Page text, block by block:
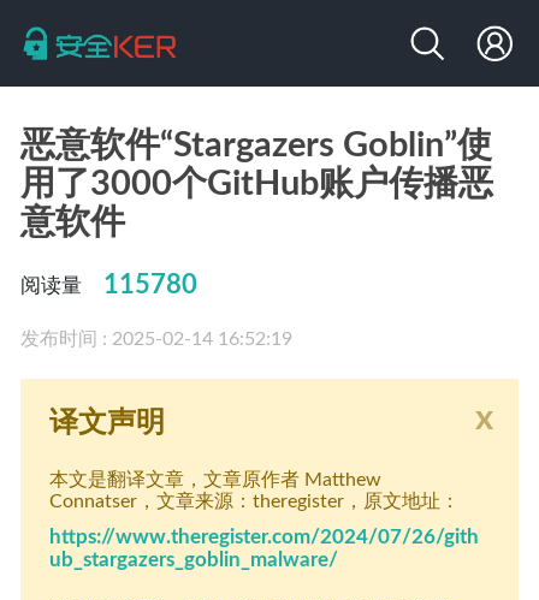
恶意软件“Stargazers Goblin”使
用了3000个GitHub账户传播恶
意软件
阅读量 115780
发布时间 : 2025-02-14 16:52:19
x
译文声明
本文是翻译文章，文章原作者 Matthew
Connatser，文章来源：theregister，原文地址：
https://www.theregister.com/2024/07/26/gith
ub_stargazers_goblin_malware/